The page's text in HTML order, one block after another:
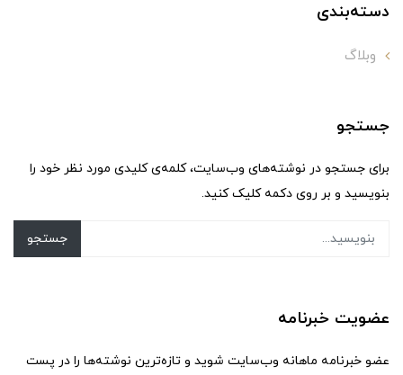
دسته‌بندی
وبلاگ
جستجو
برای جستجو در نوشته‌های وب‌سایت، کلمه‌ی کلیدی مورد نظر خود را
بنویسید و بر روی دکمه کلیک کنید.
جستجو
عضویت خبرنامه
عضو خبرنامه ماهانه وب‌سایت شوید و تازه‌ترین نوشته‌ها را در پست